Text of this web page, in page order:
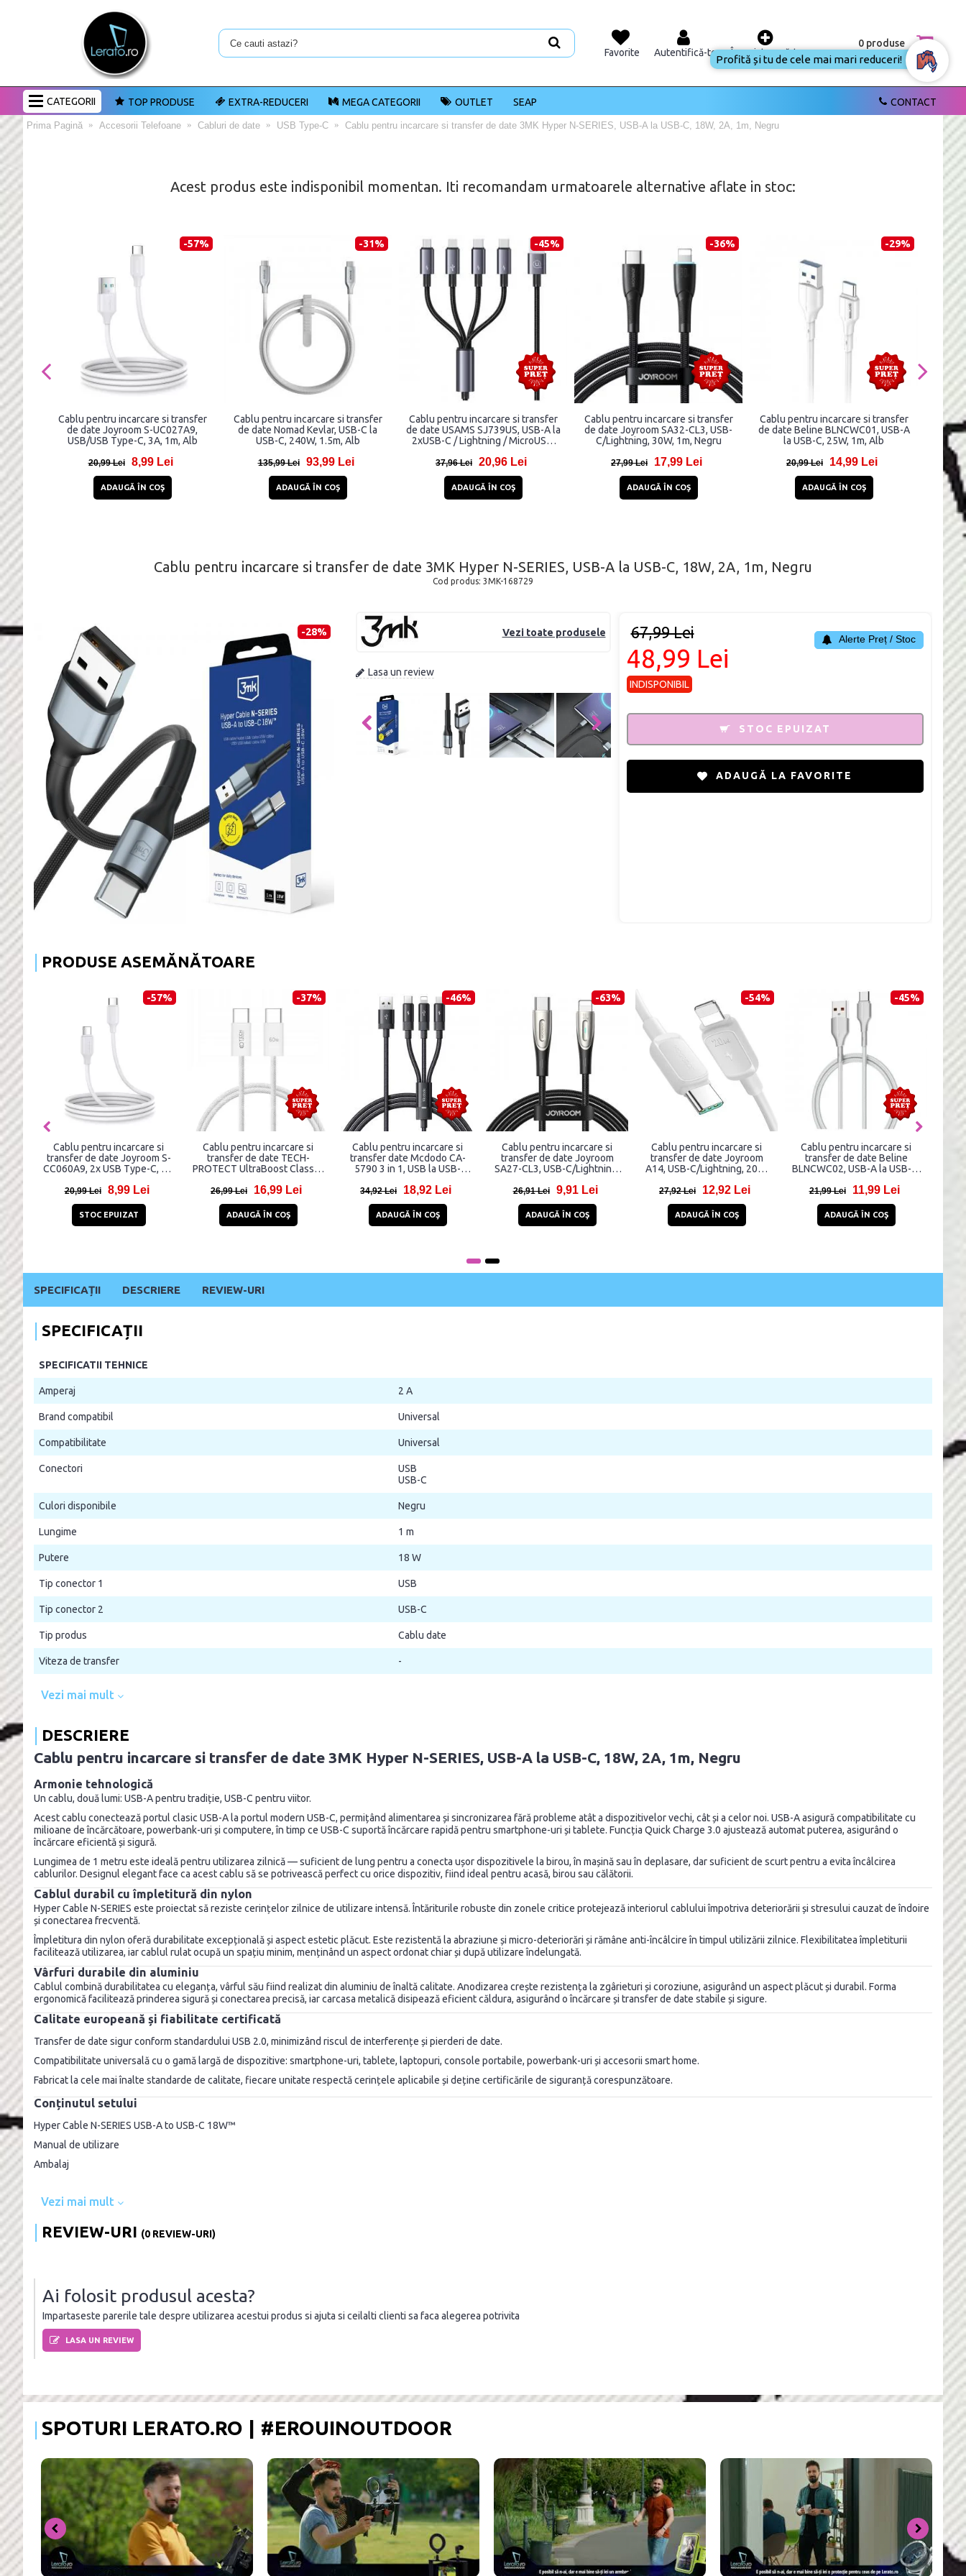
Favorite Autentifică-te Înregistrează-te
0 produse
CATEGORII CONTACT
TOP PRODUSE EXTRA-REDUCERI MEGA CATEGORII OUTLET SEAP
Prima Pagină Accesorii Telefoane Cabluri de date USB Type-C Cablu pentru incarcare si transfer de date 3MK Hyper N-SERIES, USB-A la USB-C, 18W, 2A, 1m, Negru
Acest produs este indisponibil momentan. Iti recomandam urmatoarele alternative aflate in stoc:
-57%
Cablu pentru incarcare si transfer
de date Joyroom S-UC027A9,
USB/USB Type-C, 3A, 1m, Alb
20,99 Lei 8,99 Lei
ADAUGĂ ÎN COŞ
-31%
Cablu pentru incarcare si transfer
de date Nomad Kevlar, USB-C la
USB-C, 240W, 1.5m, Alb
135,99 Lei 93,99 Lei
ADAUGĂ ÎN COŞ
-45%
Cablu pentru incarcare si transfer
de date USAMS SJ739US, USB-A la
2xUSB-C / Lightning / MicroUSB,
37,96 Lei 20,96 Lei
ADAUGĂ ÎN COŞ
-36%
Cablu pentru incarcare si transfer
de date Joyroom SA32-CL3, USB-
C/Lightning, 30W, 1m, Negru
27,99 Lei 17,99 Lei
ADAUGĂ ÎN COŞ
-29%
Cablu pentru incarcare si transfer
de date Beline BLNCWC01, USB-A
la USB-C, 25W, 1m, Alb
20,99 Lei 14,99 Lei
ADAUGĂ ÎN COŞ
Cablu
2.4A
PD
Cablu pentru incarcare si transfer de date 3MK Hyper N-SERIES, USB-A la USB-C, 18W, 2A, 1m, Negru
Cod produs: 3MK-168729
-28% Vezi toate produsele
Lasa un review
67,99 Lei
48,99 Lei
INDISPONIBIL
Alerte Preț / Stoc
STOC EPUIZAT
ADAUGĂ LA FAVORITE
PRODUSE ASEMĂNĂTOARE
-57%
Cablu pentru incarcare si
transfer de date Joyroom S-
CC060A9, 2x USB Type-C, PD
20,99 Lei 8,99 Lei
STOC EPUIZAT
-37%
Cablu pentru incarcare si
transfer de date TECH-
PROTECT UltraBoost Classic,
1m, Alb
26,99 Lei 16,99 Lei
ADAUGĂ ÎN COŞ
-46%
Cablu pentru incarcare si
transfer date Mcdodo CA-
5790 3 in 1, USB la USB-
1.2m, Negru
34,92 Lei 18,92 Lei
ADAUGĂ ÎN COŞ
-63%
Cablu pentru incarcare si
transfer de date Joyroom
SA27-CL3, USB-C/Lightning,
26,91 Lei 9,91 Lei
ADAUGĂ ÎN COŞ
-54%
Cablu pentru incarcare si
transfer de date Joyroom
A14, USB-C/Lightning, 20W,
27,92 Lei 12,92 Lei
ADAUGĂ ÎN COŞ
-45%
Cablu pentru incarcare si
transfer de date Beline
BLNCWC02, USB-A la USB-C,
21,99 Lei 11,99 Lei
ADAUGĂ ÎN COŞ
SPECIFICAȚII DESCRIERE REVIEW-URI
SPECIFICAȚII
SPECIFICATII TEHNICE
Amperaj 2 A
Brand compatibil Universal
Compatibilitate Universal
Conectori
USB
USB-C
Culori disponibile Negru
Lungime 1 m
Putere 18 W
Tip conector 1 USB
Tip conector 2 USB-C
Tip produs Cablu date
Viteza de transfer -
Vezi mai mult
DESCRIERE
Cablu pentru incarcare si transfer de date 3MK Hyper N-SERIES, USB-A la USB-C, 18W, 2A, 1m, Negru
Armonie tehnologică
Un cablu, două lumi: USB-A pentru tradiție, USB-C pentru viitor.
Acest cablu conectează portul clasic USB-A la portul modern USB-C, permițând alimentarea și sincronizarea fără probleme atât a dispozitivelor vechi, cât și a celor noi. USB-A asigură compatibilitate cu
milioane de încărcătoare, powerbank-uri și computere, în timp ce USB-C suportă încărcare rapidă pentru smartphone-uri și tablete. Funcția Quick Charge 3.0 ajustează automat puterea, asigurând o
încărcare eficientă și sigură.
Lungimea de 1 metru este ideală pentru utilizarea zilnică — suficient de lung pentru a conecta ușor dispozitivele la birou, în mașină sau în deplasare, dar suficient de scurt pentru a evita încâlcirea
cablurilor. Designul elegant face ca acest cablu să se potrivească perfect cu orice dispozitiv, fiind ideal pentru acasă, birou sau călătorii.
Cablul durabil cu împletitură din nylon
Hyper Cable N-SERIES este proiectat să reziste cerințelor zilnice de utilizare intensă. Întăriturile robuste din zonele critice protejează interiorul cablului împotriva deteriorării și stresului cauzat de îndoire
și conectarea frecventă.
Împletitura din nylon oferă durabilitate excepțională și aspect estetic plăcut. Este rezistentă la abraziune și micro-deteriorări și rămâne anti-încâlcire în timpul utilizării zilnice. Flexibilitatea împletiturii
facilitează utilizarea, iar cablul rulat ocupă un spațiu minim, menținând un aspect ordonat chiar și după utilizare îndelungată.
Vârfuri durabile din aluminiu
Cablul combină durabilitatea cu eleganța, vârful său fiind realizat din aluminiu de înaltă calitate. Anodizarea crește rezistența la zgârieturi și coroziune, asigurând un aspect plăcut și durabil. Forma
ergonomică facilitează prinderea sigură și conectarea precisă, iar carcasa metalică disipează eficient căldura, asigurând o încărcare și transfer de date stabile și sigure.
Calitate europeană și fiabilitate certificată
Transfer de date sigur conform standardului USB 2.0, minimizând riscul de interferențe și pierderi de date.
Compatibilitate universală cu o gamă largă de dispozitive: smartphone-uri, tablete, laptopuri, console portabile, powerbank-uri și accesorii smart home.
Fabricat la cele mai înalte standarde de calitate, fiecare unitate respectă cerințele aplicabile și deține certificările de siguranță corespunzătoare.
Conținutul setului
Hyper Cable N-SERIES USB-A to USB-C 18W™
Manual de utilizare
Ambalaj
Vezi mai mult
REVIEW-URI (0 REVIEW-URI)
Ai folosit produsul acesta?
Impartaseste parerile tale despre utilizarea acestui produs si ajuta si ceilalti clienti sa faca alegerea potrivita
LASA UN REVIEW
SPOTURI LERATO.RO | #EROUINOUTDOOR
Profită și tu de cele
mai mari reduceri!